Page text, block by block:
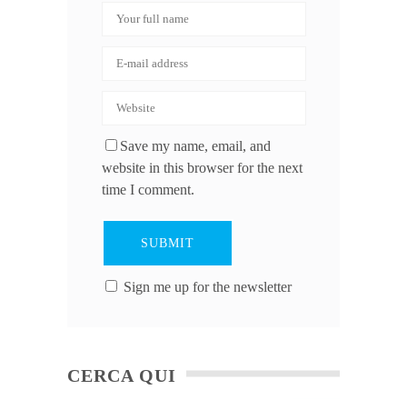
Save my name, email, and
website in this browser for the next
time I comment.
Sign me up for the newsletter
CERCA QUI